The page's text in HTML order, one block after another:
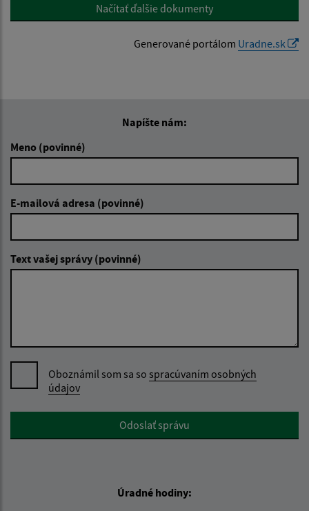
Načítať ďalšie dokumenty
Generované portálom Uradne.sk
Napíšte nám:
Meno (povinné)
E-mailová adresa (povinné)
Text vašej správy (povinné)
Oboznámil som sa so spracúvaním osobných
údajov
Google reCaptcha ResponseOdoslať správu
Úradné hodiny: